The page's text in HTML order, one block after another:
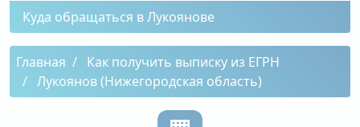
Куда обращаться в Лукоянове
Главная
Как получить выписку из ЕГРН
Лукоянов (Нижегородская область)